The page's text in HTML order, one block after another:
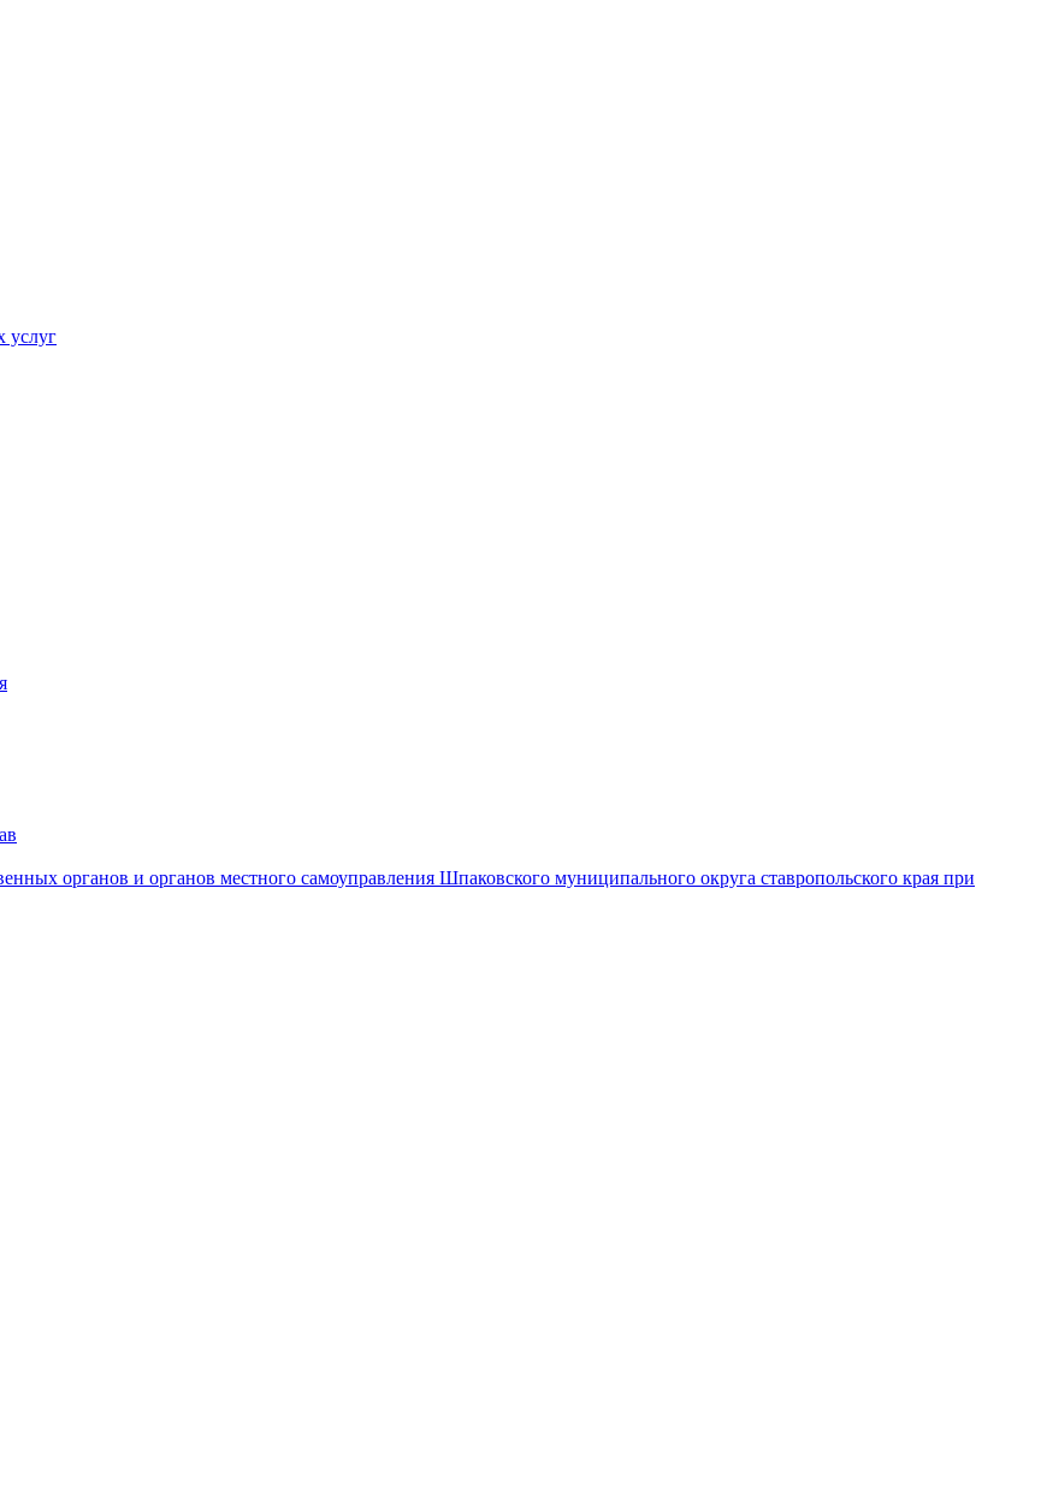
услуг
органов и органов местного самоуправления Шпаковского муниципального округа ставропольского края при